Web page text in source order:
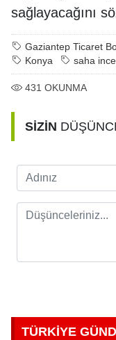
sağlayacağını
Gaziantep Ticaret
Konya
saha
431 OKUNMA
SİZİN
TÜRKİYE